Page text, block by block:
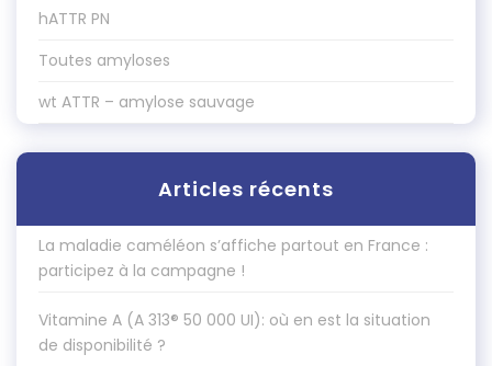
hATTR PN
Toutes amyloses
wt ATTR – amylose sauvage
Articles récents
La maladie caméléon s’affiche partout en France :
participez à la campagne !
Vitamine A (A 313® 50 000 UI): où en est la situation
de disponibilité ?